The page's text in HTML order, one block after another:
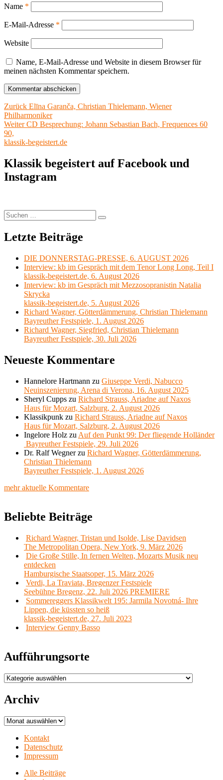
Name *
E-Mail-Adresse *
Website
Name, E-Mail-Adresse und Website in diesem Browser für
meinen nächsten Kommentar speichern.
Beitragsnavigation
Zurück Vorheriger
Beitrag:
Elīna Garanča, Christian Thielemann, Wiener
Philharmoniker
Weiter Nächster
CD Besprechung: Johann Sebastian Bach, Frequences 60
90,
klassik-begeistert.de
Klassik begeistert auf Facebook und
Instagram
Suchen
nach:
Suchen
Letzte Beiträge
DIE DONNERSTAG-PRESSE, 6. AUGUST 2026
Interview: kb im Gespräch mit dem Tenor Long Long, Teil I
klassik-begeistert.de, 6. August 2026
Interview: kb im Gespräch mit Mezzosopranistin Natalia
Skrycka
klassik-begeistert.de, 5. August 2026
Richard Wagner, Götterdämmerung, Christian Thielemann
Bayreuther Festspiele, 1. August 2026
Richard Wagner, Siegfried, Christian Thielemann
Bayreuther Festspiele, 30. Juli 2026
Neueste Kommentare
Hannelore Hartmann zu Giuseppe Verdi, Nabucco
Neuinszenierung, Arena di Verona, 16. August 2025
Sheryl Cupps zu Richard Strauss, Ariadne auf Naxos
Haus für Mozart, Salzburg, 2. August 2026
Klassikpunk zu Richard Strauss, Ariadne auf Naxos
Haus für Mozart, Salzburg, 2. August 2026
Ingelore Holz zu Auf den Punkt 99: Der fliegende Holländer
Bayreuther Festspiele, 29. Juli 2026
Dr. Ralf Wegnerzu Richard Wagner, Götterdämmerung,
Christian Thielemann
Bayreuther Festspiele, 1. August 2026
mehr aktuelle Kommentare
Beliebte Beiträge
Richard Wagner, Tristan und Isolde, Lise Davidsen
The Metropolitan Opera, New York, 9. März 2026
Die Große Stille, In fernen Welten, Mozarts Musik neu
entdecken
Hamburgische Staatsoper, 15. März 2026
Verdi, La Traviata, Bregenzer Festspiele
Seebühne Bregenz, 22. Juli 2026 PREMIERE
Sommereggers Klassikwelt 195: Jarmila Novotná- Ihre
Lippen, die küssten so heiß
klassik-begeistert.de, 27. Juli 2023
Interview Genny Basso
Aufführungsorte
Aufführungsorte
Archiv
Archiv
Kontakt
Datenschutz
Impressum
Alle Beiträge